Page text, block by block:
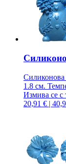
Силиконова
1.8 см.
Измива се с
20,91 € |